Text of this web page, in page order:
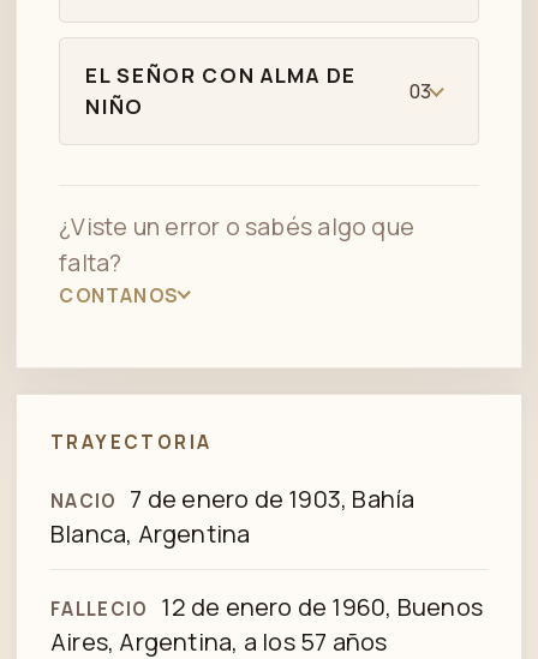
EL SEÑOR CON ALMA DE
NIÑO
03
¿Viste un error o sabés algo que
falta?
CONTANOS
TRAYECTORIA
NACIO
7 de enero de 1903, Bahía
Blanca, Argentina
FALLECIO
12 de enero de 1960, Buenos
Aires, Argentina, a los 57 años